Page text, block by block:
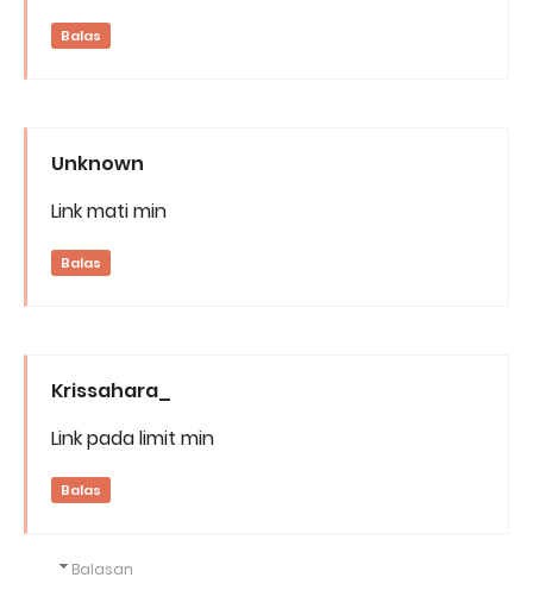
Balas
Unknown
Link mati min
Balas
Krissahara_
Link pada limit min
Balas
Balasan